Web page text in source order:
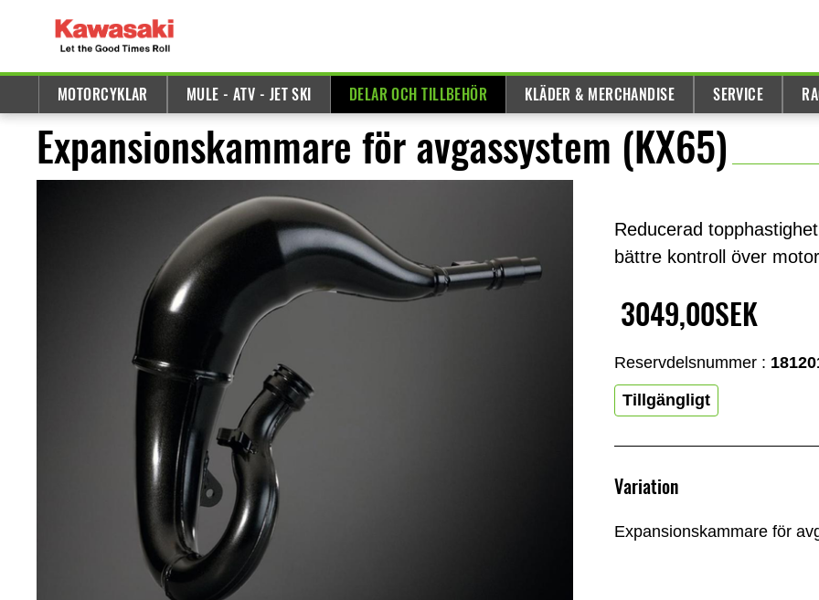
MOTORCYKLAR MULE - ATV - JET SKI DELAR OCH TILLBEHÖR KLÄDER & MERCHANDISE SERVICE
Expansionskammare för avgassystem (KX65)
Reducerad
bättre kontroll över
3049,00SEK
Reservdelsnummer :
Tillgängligt
Variation
Expansionskammare för